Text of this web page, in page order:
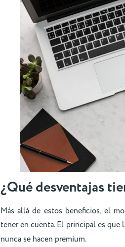
¿Qué desventajas
Más allá de estos beneficios, el
tener en cuenta. El principal es que
nunca se hacen premium.